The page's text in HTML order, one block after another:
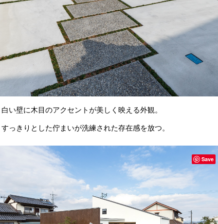
白い壁に木目のアクセントが美しく映える外観。
すっきりとした佇まいが洗練された存在感を放つ。
Save